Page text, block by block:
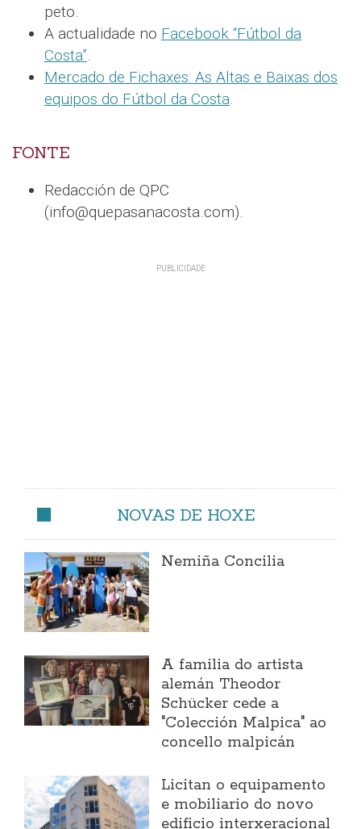
peto.
A actualidade no Facebook “Fútbol da
Costa”.
Mercado de Fichaxes: As Altas e Baixas dos
equipos do Fútbol da Costa.
FONTE
Redacción de QPC
(info@quepasanacosta.com).
NOVAS DE HOXE
Nemiña Concilia
A familia do artista
alemán Theodor
Schücker cede a
"Colección Malpica" ao
concello malpicán
Licitan o equipamento
e mobiliario do novo
edificio interxeracional